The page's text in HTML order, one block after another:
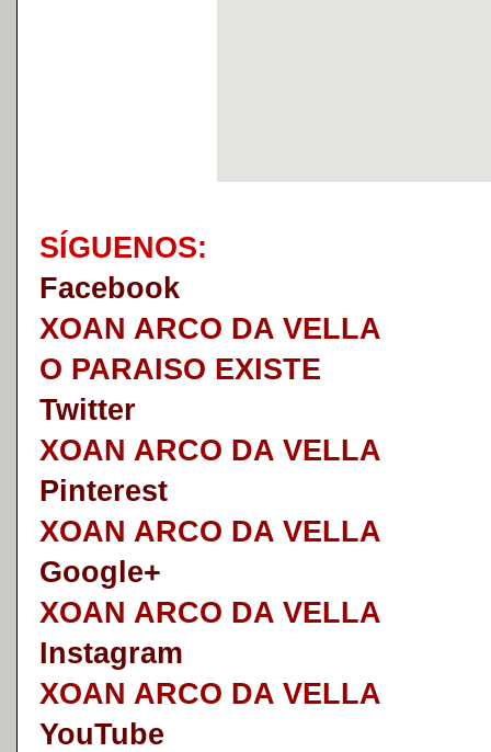
SÍGUENOS:
Facebook
XOAN ARCO DA VELLA
O PARAISO EXISTE
Twitter
XOAN ARCO DA VELLA
Pinterest
XOAN ARCO DA VELLA
Google+
XOAN ARCO DA VELLA
Instagram
XOAN ARCO DA VELLA
YouTube